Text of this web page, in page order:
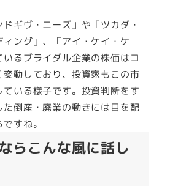
ギヴ・ニーズ」や「ツカダ・
ング」、「アイ・ケイ・ケ
るブライダル企業の株価はコ
動しており、投資家もこの市
いる様子です。投資判断をす
倒産・廃業の動きには目を配
すね。
らこんな風に話し